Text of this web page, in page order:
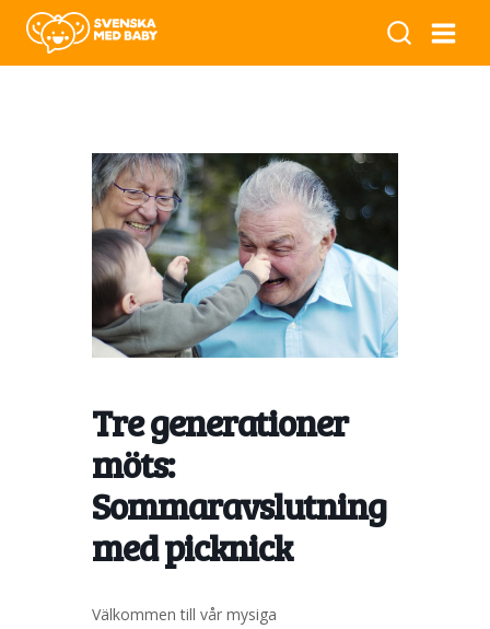
Tre generationer
möts:
Sommaravslutning
med picknick
Välkommen till vår mysiga